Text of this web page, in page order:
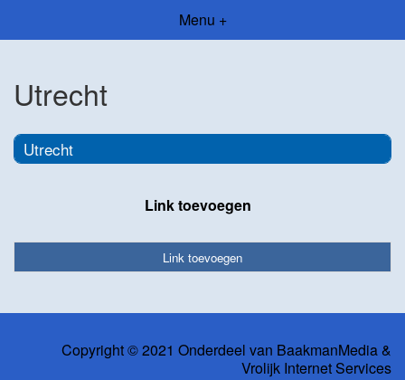
Menu +
Utrecht
Utrecht
Link toevoegen
Link toevoegen
Copyright © 2021 Onderdeel van BaakmanMedia&
Vrolijk Internet Services